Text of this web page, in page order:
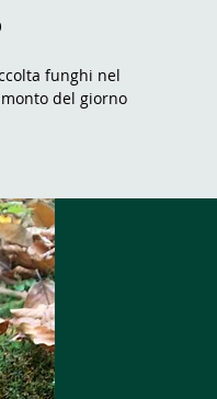
funghi nel
del giorno